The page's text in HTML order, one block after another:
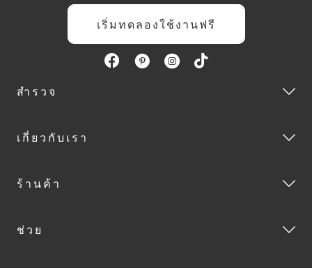
เริ่มทดลองใช้งานฟรี
สำรวจ
เกี่ยวกับเรา
ร้านค้า
ช่วย